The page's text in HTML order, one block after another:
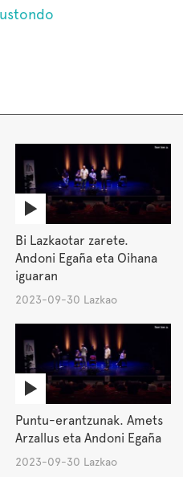
Bi Lazkaotar zarete.
Andoni Egaña eta Oihana
iguaran
2023-09-30 Lazkao
Puntu-erantzunak. Amets
Arzallus eta Andoni Egaña
2023-09-30 Lazkao